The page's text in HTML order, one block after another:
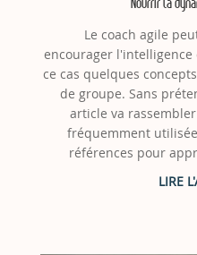
Le coach agile
encourager
ce cas quelques
de groupe. Sans
article va
fréquemment
références pour